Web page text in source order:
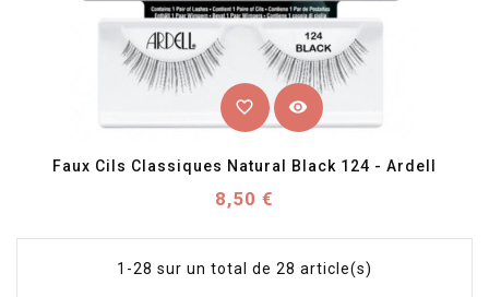
favorite_border visibility
Faux Cils Classiques Natural Black 124 - Ardell
Prix
8,50 €
1-28 sur un total de 28 article(s)